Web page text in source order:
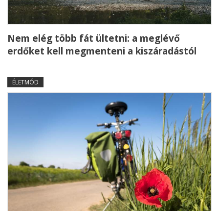
Nem elég több fát ültetni: a meglévő
erdőket kell megmenteni a kiszáradástól
ÉLETMÓD